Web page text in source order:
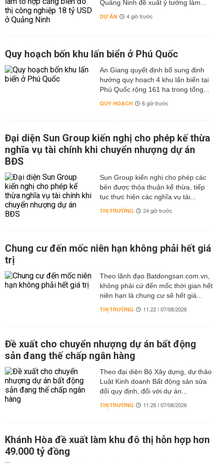
Quảng Ninh đề xuất ý tưởng làm...
DỰ ÁN 4 giờ trước
Quy hoạch bốn khu lấn biển ở Phú Quốc
An Giang quyết định bổ sung định
hướng quy hoạch 4 khu lấn biển tại
Phú Quốc rộng 161 ha trong tổng...
QUY HOẠCH 6 giờ trước
Đại diện Sun Group kiến nghị cho phép kế thừa
nghĩa vụ tài chính khi chuyển nhượng dự án
BĐS
Sun Group kiến nghị cho phép các
bên được thỏa thuận kế thừa, tiếp
tục thực hiện các nghĩa vụ tài...
THỊ TRƯỜNG 24 giờ trước
Chung cư đến mốc niên hạn không phải hết giá
trị
Theo lãnh đạo Batdongsan.com.vn,
không phải cứ đến mốc thời gian hết
niên hạn là chung cư sẽ hết giá...
THỊ TRƯỜNG 11:22 | 07/08/2026
Đề xuất cho chuyển nhượng dự án bất động
sản đang thế chấp ngân hàng
Theo đại diện Bộ Xây dựng, dự thảo
Luật Kinh doanh Bất động sản sửa
đổi quy định, đối với dự án...
THỊ TRƯỜNG 11:26 | 07/08/2026
Khánh Hòa đề xuất làm khu đô thị hỗn hợp hơn
49.000 tỷ đồng